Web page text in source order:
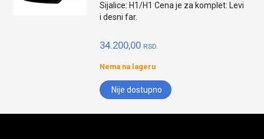
Sijalice: H1/H1 Cena je za komplet: Levi
i desni far.
34.200,00 RSD.
Nema na lageru
Nije dostupno